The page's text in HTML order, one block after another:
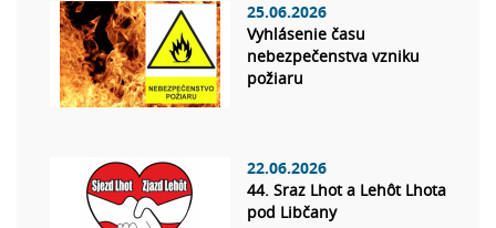
25.06.2026
Vyhlásenie času
nebezpečenstva vzniku
požiaru
22.06.2026
44. Sraz Lhot a Lehôt Lhota
pod Libčany